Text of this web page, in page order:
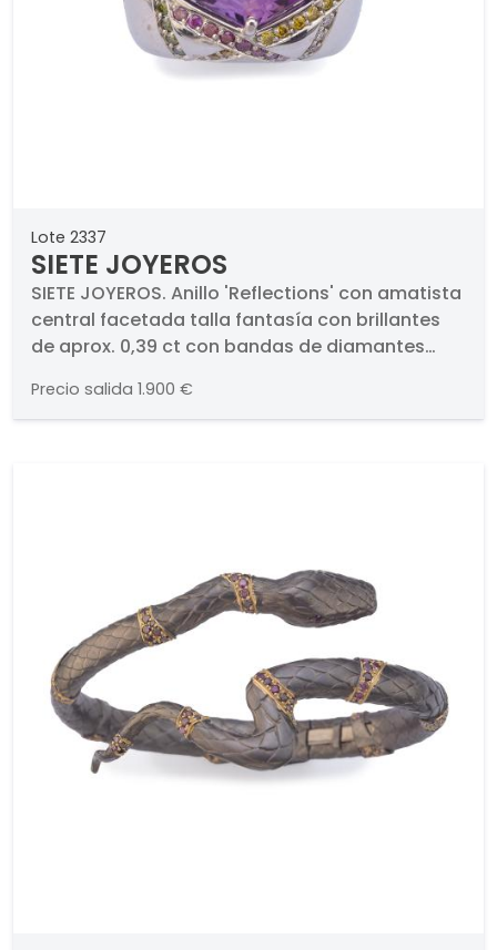
Lote 2337
SIETE JOYEROS
SIETE JOYEROS. Anillo 'Reflections' con amatista
central facetada talla fantasía con brillantes
de aprox. 0,39 ct con bandas de diamantes
oro blanco de 18K. Pieza única.
Precio salida 1.900 €